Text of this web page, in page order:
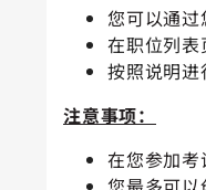
您可以通过
在职位列
按照说明进
注意事项：
在您参加